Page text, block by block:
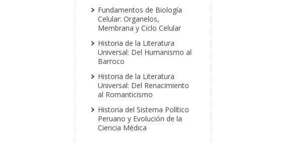
Fundamentos de Biología
Celular: Organelos,
Membrana y Ciclo Celular
Historia de la Literatura
Universal: Del Humanismo al
Barroco
Historia de la Literatura
Universal: Del Renacimiento
al Romanticismo
Historia del Sistema Político
Peruano y Evolución de la
Ciencia Médica